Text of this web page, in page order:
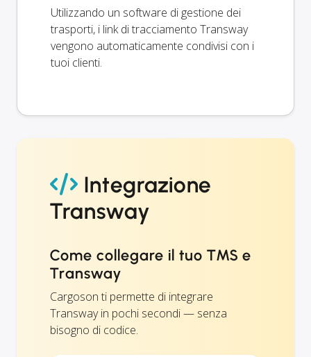
Utilizzando un software di gestione dei
trasporti, i link di tracciamento Transway
vengono automaticamente condivisi con i
tuoi clienti.
Integrazione
Transway
Come collegare il tuo TMS e
Transway
Cargoson ti permette di integrare
Transway in pochi secondi — senza
bisogno di codice.